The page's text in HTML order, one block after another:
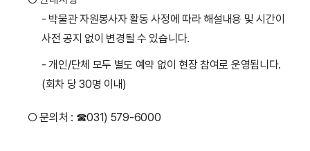
- 박물관 자원봉사자 활동 사정에 따라 해설내용 및 시간이
사전 공지 없이 변경될 수 있습니다.
- 개인/단체 모두 별도 예약 없이 현장 참여로 운영됩니다.
(회차 당 30명 이내)
○ 문의처 : ☎031) 579-6000